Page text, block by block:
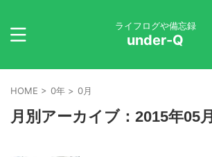
ライフログや備忘録
under-Q
HOME > 0年 > 0月
月別アーカイブ：2015年05月